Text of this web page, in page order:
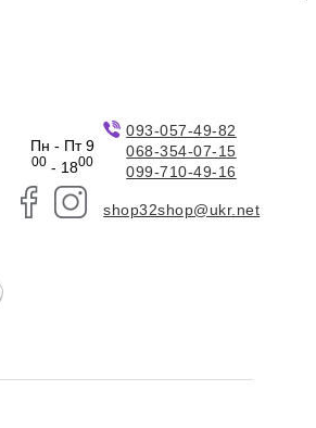
Пн - Пт 9
00- 1800
093-057-49-82
068-354-07-15
099-710-49-16
shop32shop@ukr.net